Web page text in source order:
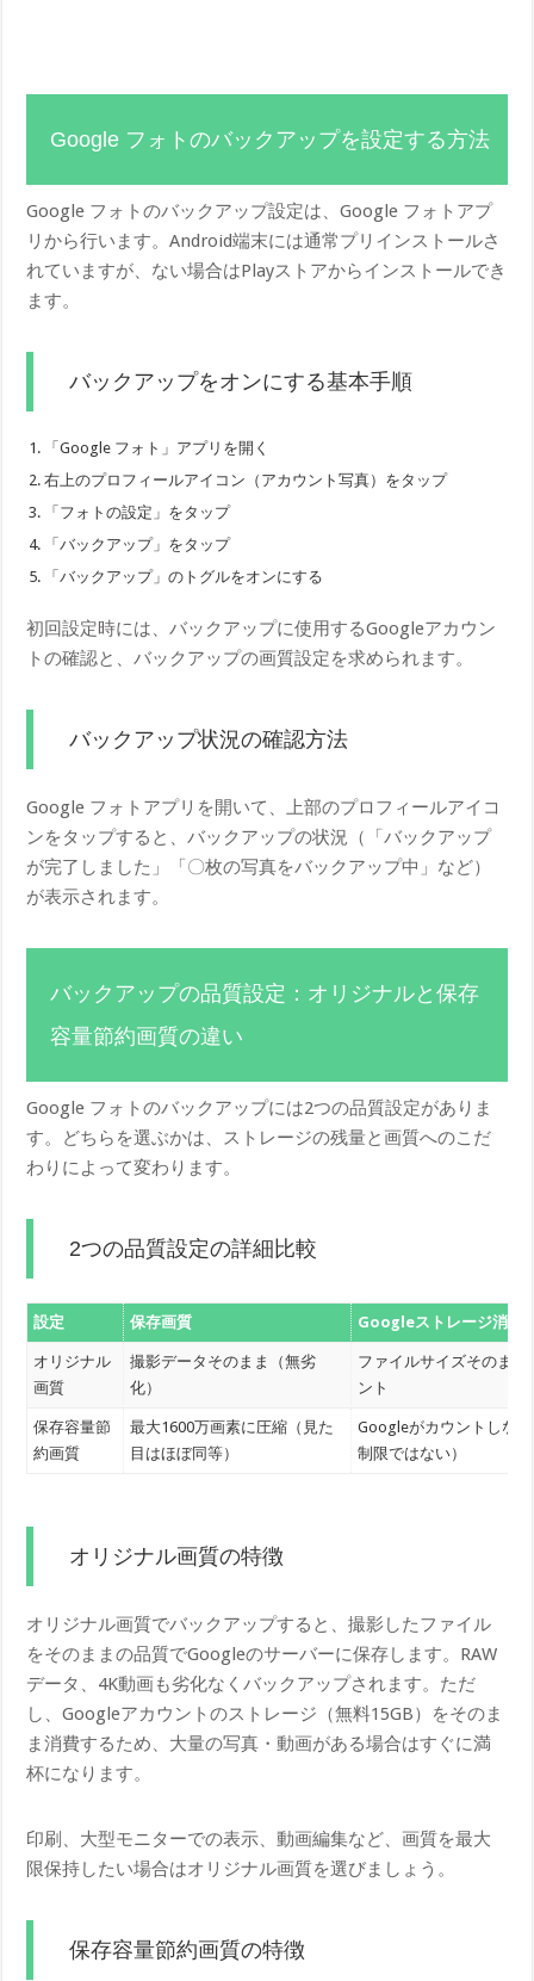
Google フォトのバックアップを設定する方法
Google フォトのバックアップ設定は、Google フォトアプ
リから行います。Android端末には通常プリインストールさ
れていますが、ない場合はPlayストアからインストールでき
ます。
バックアップをオンにする基本手順
「Google フォト」アプリを開く
右上のプロフィールアイコン（アカウント写真）をタップ
「フォトの設定」をタップ
「バックアップ」をタップ
「バックアップ」のトグルをオンにする
初回設定時には、バックアップに使用するGoogleアカウン
トの確認と、バックアップの画質設定を求められます。
バックアップ状況の確認方法
Google フォトアプリを開いて、上部のプロフィールアイコ
ンをタップすると、バックアップの状況（「バックアップ
が完了しました」「〇枚の写真をバックアップ中」など）
が表示されます。
バックアップの品質設定：オリジナルと保存
容量節約画質の違い
Google フォトのバックアップには2つの品質設定がありま
す。どちらを選ぶかは、ストレージの残量と画質へのこだ
わりによって変わります。
2つの品質設定の詳細比較
設定 保存画質 Googleストレージ消費
オリジナル
画質
撮影データそのまま（無劣
化）
ファイルサイズそのまま
ント
保存容量節
約画質
最大1600万画素に圧縮（見た
目はほぼ同等）
Googleがカウントしな
制限ではない）
オリジナル画質の特徴
オリジナル画質でバックアップすると、撮影したファイル
をそのままの品質でGoogleのサーバーに保存します。RAW
データ、4K動画も劣化なくバックアップされます。ただ
し、Googleアカウントのストレージ（無料15GB）をそのま
ま消費するため、大量の写真・動画がある場合はすぐに満
杯になります。
印刷、大型モニターでの表示、動画編集など、画質を最大
限保持したい場合はオリジナル画質を選びましょう。
保存容量節約画質の特徴